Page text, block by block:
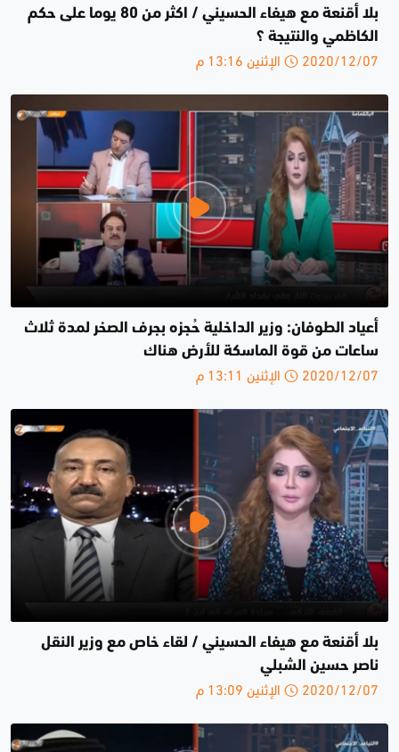
بلا أقنعة مع هيفاء الحسيني / اكثر من 80 يوما على حكم
الكاظمي والنتيجة ؟
2020/12/07 الإثنين 13:16 م
أعياد الطوفان: وزير الداخلية حُجزه بجرف الصخر لمدة ثلاث
ساعات من قوة الماسكة للأرض هناك
2020/12/07 الإثنين 13:11 م
بلا أقنعة مع هيفاء الحسيني / لقاء خاص مع وزير النقل
ناصر حسين الشبلي
2020/12/07 الإثنين 13:09 م